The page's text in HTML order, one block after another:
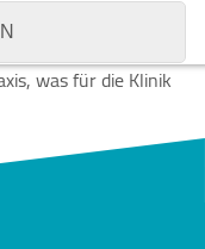
neue operative oder
der
was für die Klinik